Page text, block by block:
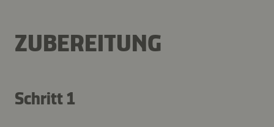
ZUBEREITUNG
Schritt 1